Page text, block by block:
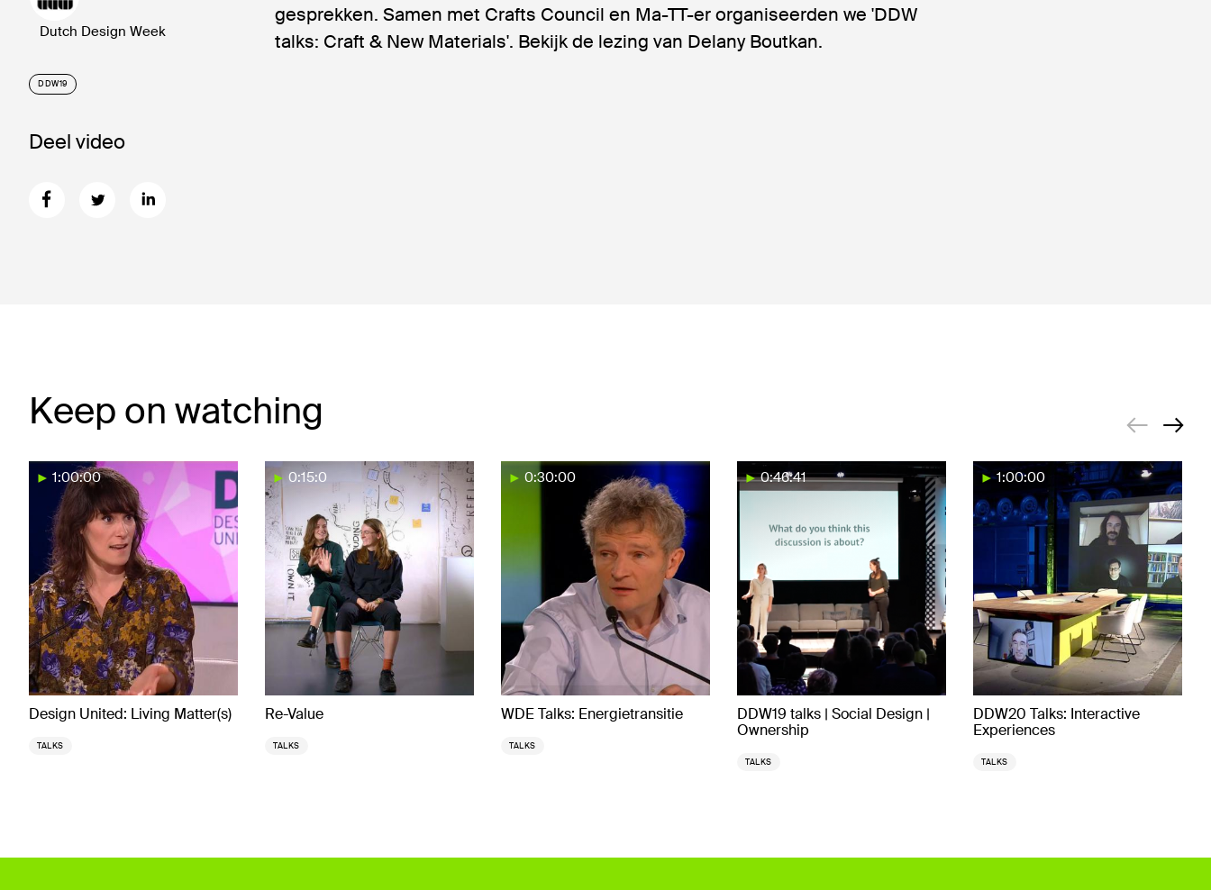
Dutch Design Week
DDW19
Deel video
gesprekken. Samen met Crafts Council en Ma-TT-er organiseerden we 'DDW
talks: Craft & New Materials'. Bekijk de lezing van Delany Boutkan.
Keep on watching
1:00:00
Design United: Living Matter(s)
TALKS
0:15:0
Re-Value
TALKS
0:30:00
WDE Talks: Energietransitie
TALKS
0:46:41
DDW19 talks | Social Design |
Ownership
TALKS
1:00:00
DDW20 Talks: Interactive
Experiences
TALKS